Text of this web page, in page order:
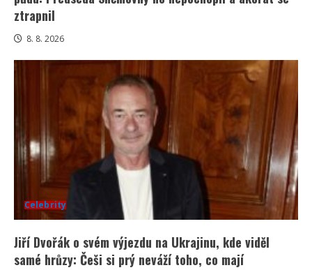
ztrapnil
8. 8. 2026
Celebrity
Jiří Dvořák o svém výjezdu na Ukrajinu, kde viděl
samé hrůzy: Češi si prý neváží toho, co mají